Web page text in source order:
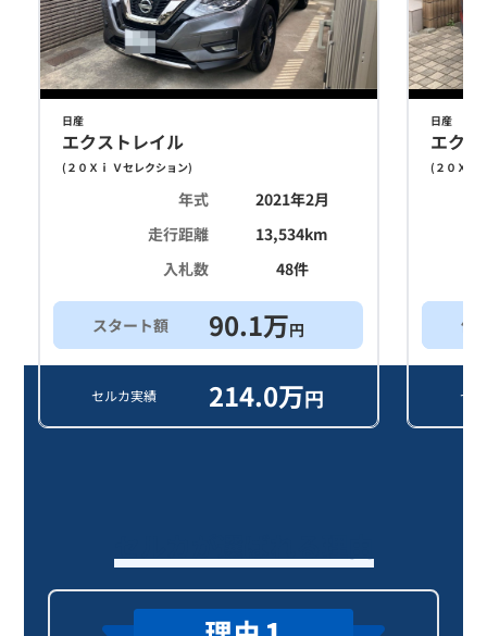
日産
エクストレイル
( ２０Ｘｉ Ｖセレクション)
年式
2021年2月
走行距離
13,534km
入札数
48件
スタート額 90.1万円
セルカ実績 214.0万円
日産
エク
( ２０Ｘｉ
他
セ